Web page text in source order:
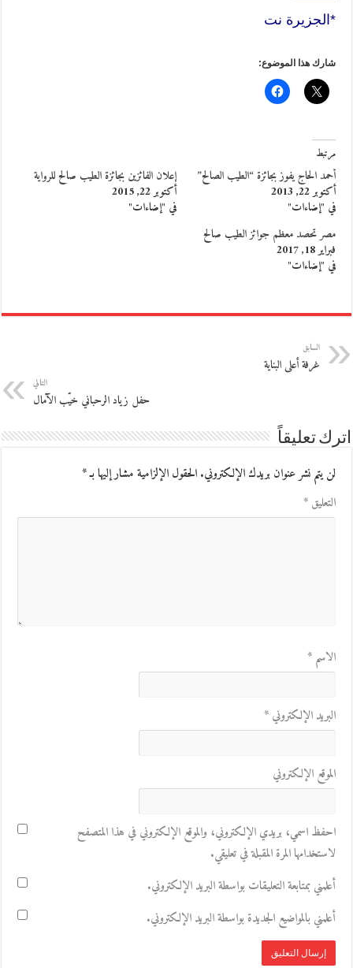
*الجزيرة نت
شارك هذا الموضوع:
مرتبط
أحمد الحاج يفوز بجائزة “الطيب الصالح”
أكتوبر 22, 2013
في "إضاءات"
إعلان الفائزين بجائزة الطيب صالح للرواية
أكتوبر 22, 2015
في "إضاءات"
مصر تحصد معظم جوائز الطيب صالح
فبراير 18, 2017
في "إضاءات"
السابق
غرفة أعلى البناية
التالي
حفل زياد الرحباني خيّب الآمال
اترك تعليقاً
لن يتم نشر عنوان بريدك الإلكتروني.الحقول الإلزامية مشار إليها بـ*
التعليق*
الاسم*
البريد الإلكتروني*
الموقع الإلكتروني
احفظ اسمي، بريدي الإلكتروني، والموقع الإلكتروني في هذا المتصفح
لاستخدامها المرة المقبلة في تعليقي.
أعلمني بمتابعة التعليقات بواسطة البريد الإلكتروني.
أعلمني بالمواضيع الجديدة بواسطة البريد الإلكتروني.